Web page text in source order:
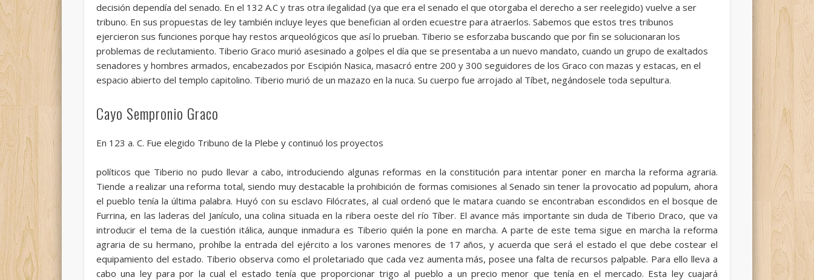
decisión dependía del senado. En el 132 A.C y tras otra ilegalidad (ya que era el senado el que otorgaba el derecho a ser reelegido) vuelve a ser
tribuno. En sus propuestas de ley también incluye leyes que benefician al orden ecuestre para atraerlos. Sabemos que estos tres tribunos
ejercieron sus funciones porque hay restos arqueológicos que así lo prueban. Tiberio se esforzaba buscando que por fin se solucionaran los
problemas de reclutamiento. Tiberio Graco murió asesinado a golpes el día que se presentaba a un nuevo mandato, cuando un grupo de exaltados
senadores y hombres armados, encabezados por Escipión Nasica, masacró entre 200 y 300 seguidores de los Graco con mazas y estacas, en el
espacio abierto del templo capitolino. Tiberio murió de un mazazo en la nuca. Su cuerpo fue arrojado al Tíbet, negándosele toda sepultura.
Cayo Sempronio Graco
En 123 a. C. Fue elegido Tribuno de la Plebe y continuó los proyectos
políticos que Tiberio no pudo llevar a cabo, introduciendo algunas reformas en la constitución para intentar poner en marcha la reforma agraria.
Tiende a realizar una reforma total, siendo muy destacable la prohibición de formas comisiones al Senado sin tener la provocatio ad populum, ahora
el pueblo tenía la última palabra. Huyó con su esclavo Filócrates, al cual ordenó que le matara cuando se encontraban escondidos en el bosque de
Furrina, en las laderas del Janículo, una colina situada en la ribera oeste del río Tíber. El avance más importante sin duda de Tiberio Draco, que va
introducir el tema de la cuestión itálica, aunque inmadura es Tiberio quién la pone en marcha. A parte de este tema sigue en marcha la reforma
agraria de su hermano, prohíbe la entrada del ejército a los varones menores de 17 años, y acuerda que será el estado el que debe costear el
equipamiento del estado. Tiberio observa como el proletariado que cada vez aumenta más, posee una falta de recursos palpable. Para ello lleva a
cabo una ley para por la cual el estado tenía que proporcionar trigo al pueblo a un precio menor que tenía en el mercado. Esta ley cuajará